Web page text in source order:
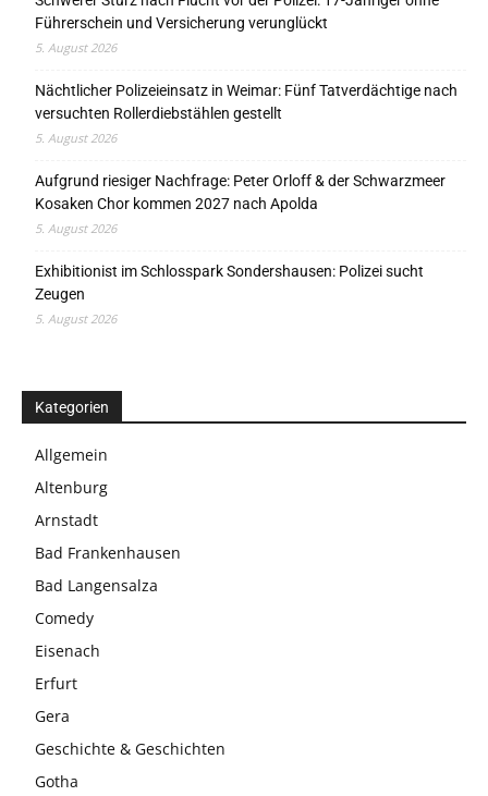
Führerschein und Versicherung verunglückt
5. August 2026
Nächtlicher Polizeieinsatz in Weimar: Fünf Tatverdächtige nach
versuchten Rollerdiebstählen gestellt
5. August 2026
Aufgrund riesiger Nachfrage: Peter Orloff & der Schwarzmeer
Kosaken Chor kommen 2027 nach Apolda
5. August 2026
Exhibitionist im Schlosspark Sondershausen: Polizei sucht
Zeugen
5. August 2026
Kategorien
Allgemein
Altenburg
Arnstadt
Bad Frankenhausen
Bad Langensalza
Comedy
Eisenach
Erfurt
Gera
Geschichte & Geschichten
Gotha